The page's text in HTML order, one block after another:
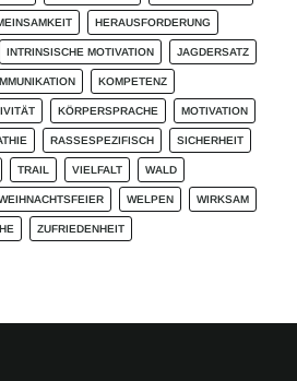
HERAUSFORDERUNG
INTRINSISCHE MOTIVATION JAGDERSATZ
KOMPETENZ
KÖRPERSPRACHE MOTIVATION
RASSESPEZIFISCH SICHERHEIT
TRAIL VIELFALT WALD
WELPEN WIRKSAM
ZUFRIEDENHEIT